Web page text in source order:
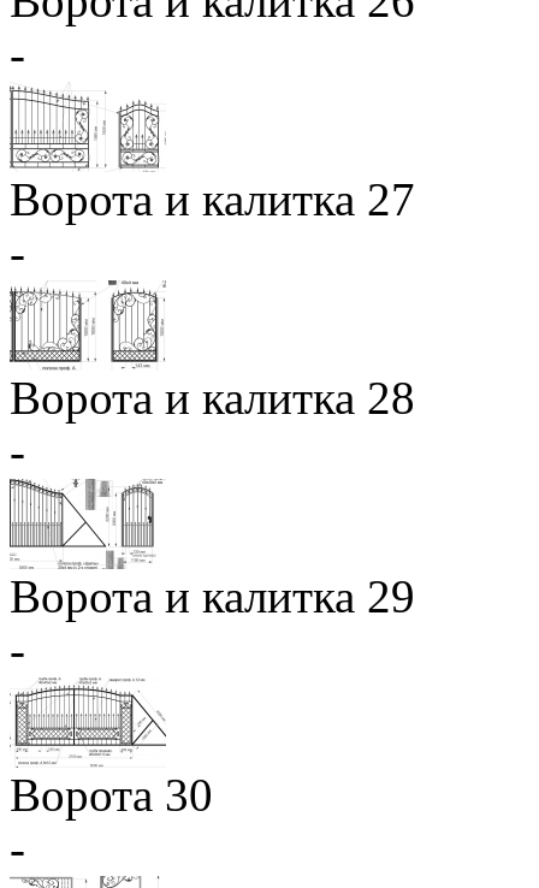
-
Ворота и калитка 27
-
Ворота и калитка 28
-
Ворота и калитка 29
-
Ворота 30
-